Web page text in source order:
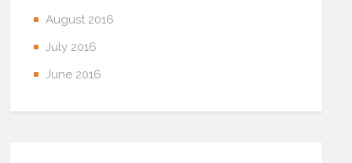
August 2016
July 2016
June 2016